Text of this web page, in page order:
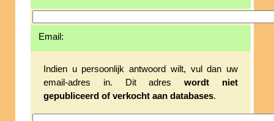
Email:
Indien u persoonlijk antwoord wilt, vul dan uw
email-adres in. Dit adreswordt niet
gepubliceerd of verkocht aan databases.